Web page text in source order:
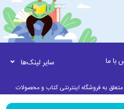
با ما سایر لینک‌ها
سایت متعلق به فروشگاه اینترنتی کتاب و محصولات